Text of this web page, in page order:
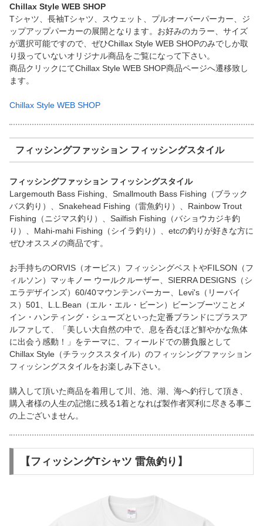
Chillax Style WEB SHOP
Tシャツ、長袖Tシャツ、スウェット、プルオーバーパーカー、ジ
ップアップパーカーの展開となります。お好みのカラー、サイズ
が選択可能ですので、ぜひChillax Style WEB SHOPのみでしか取
り扱っていないオリジナル商品をご覧になって下さい。
商品クリックにてChillax Style WEB SHOP商品ページへ遷移致し
ます。
Chillax Style WEB SHOP
フィッシングファッション フィッシングスタイル
フィッシングファッション フィッシングスタイル
Largemouth Bass Fishing、Smallmouth Bass Fishing（ブラック
バス釣り）、Snakehead Fishing（雷魚釣り）、Rainbow Trout
Fishing（ニジマス釣り）、Sailfish Fishing（バショウカジキ釣
り）、Mahi-mahi Fishing（シイラ釣り）、etcの釣りが好きな方に
ぜひオススメの商品です。
お手持ちのORVIS（オービス）フィッシングベストやFILSON（フ
ィルソン）マッキノー ウールクルーザー、SIERRA DESIGNS（シ
エラデザインズ）60/40マウンテンパーカー、Levi's（リーバイ
ス）501、L.L.Bean（エル・エル・ビーン）ビーンブーツことメ
イン・ハンティング・シューズといった定番ブランドにプラスア
ルファして、「美しい大自然の中で、息を呑むほど鮮やかな魚体
に出会う感動！」をテーマに、フィールドでの勝負服として
Chillax Style（チラックススタイル）のフィッシングファッション
フィッシングスタイルをお楽しみ下さい。
購入して頂いた商品を着用して川、池、湖、海へ釣行して頂き、
購入者様の人生の記憶に残る1着となれば製作者冥利に尽きる事こ
の上ございません。
【フィッシングTシャツ 雷魚釣り】